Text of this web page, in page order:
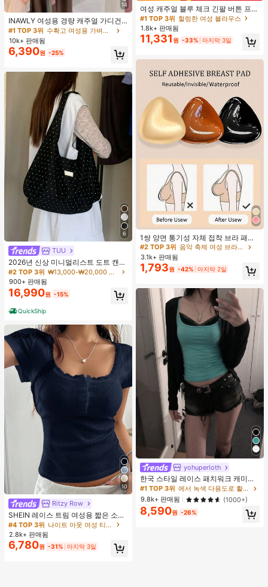
14
INAWLY 여성용 경량 캐주얼 가디건,
여름
#1 TOP 3위
수확고 여성용 가벼운 카디건
10k+ 판매됨
6,390원 -25%
6
TUU
2026년 신상 미니멀리스트 도트 캔버
스 토트백, 대용량 캐주얼 다용도 통근
숄더 핸드백
#2 TOP 3위
₩13,000-₩20,000 여성 숄더백
900+ 판매됨
16,990원 -15%
QuickShip
10
Ritzy Row
SHEIN 레이스 트림 여성용 짧은 소매
티셔츠, 슬림핏 여름 새 3버튼 전면 반
소매 탑
#4 TOP 3위
나이트 아웃 여성 티셔츠
2.8k+ 판매됨
6,780원 -31% 마지막 3일
여성 캐주얼 블루 체크 긴팔 버튼 프론
트 폴리에스터 셔츠, 레귤러 핏, 봄 의
류, 편안한 스타일
#1 TOP 3위 헐렁한 여성 블라우스
1.8k+ 판매됨
11,331 원 -33% 마지막 3일
1쌍 양면 통기성 자체 접착 브라 패드,
두꺼워진 삼각형 푸쉬업 디자인, 재사
용 가능, 보이지 않는 비키니 브라 삽
입물, 수영에 적합
#2 TOP 3위
음악 축제 여성 브라 액세서리
거의 매진!
#2 TOP 3위
음악 축제 여성 브라 액세서리
거의 매진!
#2 TOP 3위
음악 축제 여성 브라 액세서리
거의 매진!
#2 TOP 3위
3.1k+ 판매됨
1,793원 -42% 마지막 2일
yohuperloth
한국 스타일 레이스 패치워크 캐미솔
탱크 탑, Y2K 에스테틱, 스트리트웨어
캐주얼 여름
#1 TOP 3위
에서 녹색 다용도로 활용 가능한 데일리 탑
9.8k+ 판매됨
(1000+)
8,590원 -26%